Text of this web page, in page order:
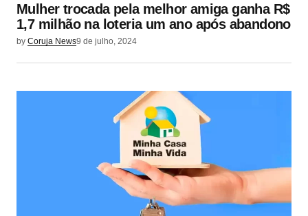
Mulher trocada pela melhor amiga ganha R$
1,7 milhão na loteria um ano após abandono
by Coruja News9 de julho, 2024